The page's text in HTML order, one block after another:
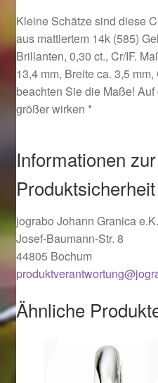
Ostergeschenke finden für
Ostergeschenke finden für
Ostergeschenke finden für
Ostergeschenke finden für
Partner
Shop
Startseite
Kleine Schätze sind diese
aus mattiertem 14k (585)
Brillanten, 0,30 ct., Cr/IF.
13,4 mm, Breite ca. 3,5
beachten Sie die Maße!
größer wirken *
Informationen zur
Produktsicherheit
jograbo Johann Granica e.K.
Josef-Baumann-Str. 8
44805 Bochum
Ähnliche